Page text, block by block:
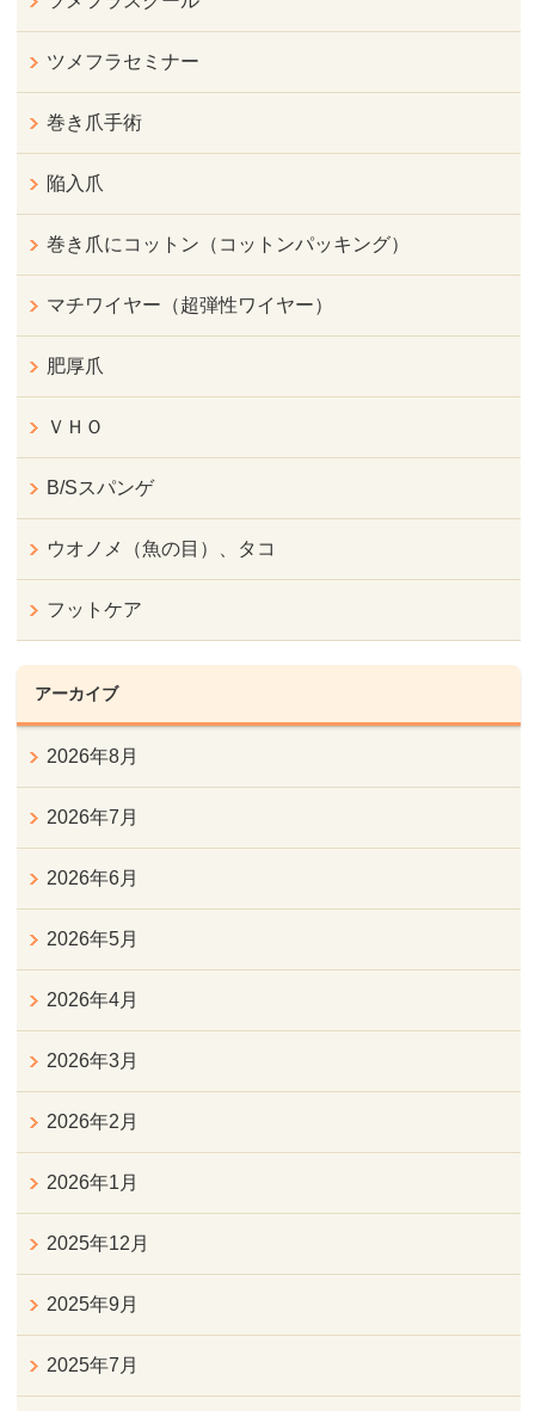
ツメフラセミナー
巻き爪手術
陥入爪
巻き爪にコットン（コットンパッキング）
マチワイヤー（超弾性ワイヤー）
肥厚爪
ＶＨＯ
B/Sスパンゲ
ウオノメ（魚の目）、タコ
フットケア
アーカイブ
2026年8月
2026年7月
2026年6月
2026年5月
2026年4月
2026年3月
2026年2月
2026年1月
2025年12月
2025年9月
2025年7月